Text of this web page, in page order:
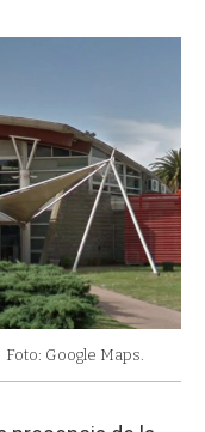
Foto: Google Maps.